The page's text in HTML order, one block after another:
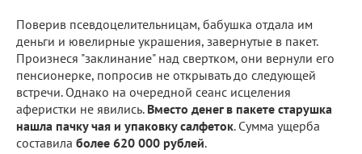
Поверив псевдоцелительницам, бабушка отдала им
деньги и ювелирные украшения, завернутые в пакет.
Произнеся "заклинание" над свертком, они вернули его
пенсионерке, попросив не открывать до следующей
встречи. Однако на очередной сеанс исцеления
аферистки не явились. Вместо денег в пакете старушка
нашла пачку чая и упаковку салфеток. Сумма ущерба
составила более 620 000 рублей.